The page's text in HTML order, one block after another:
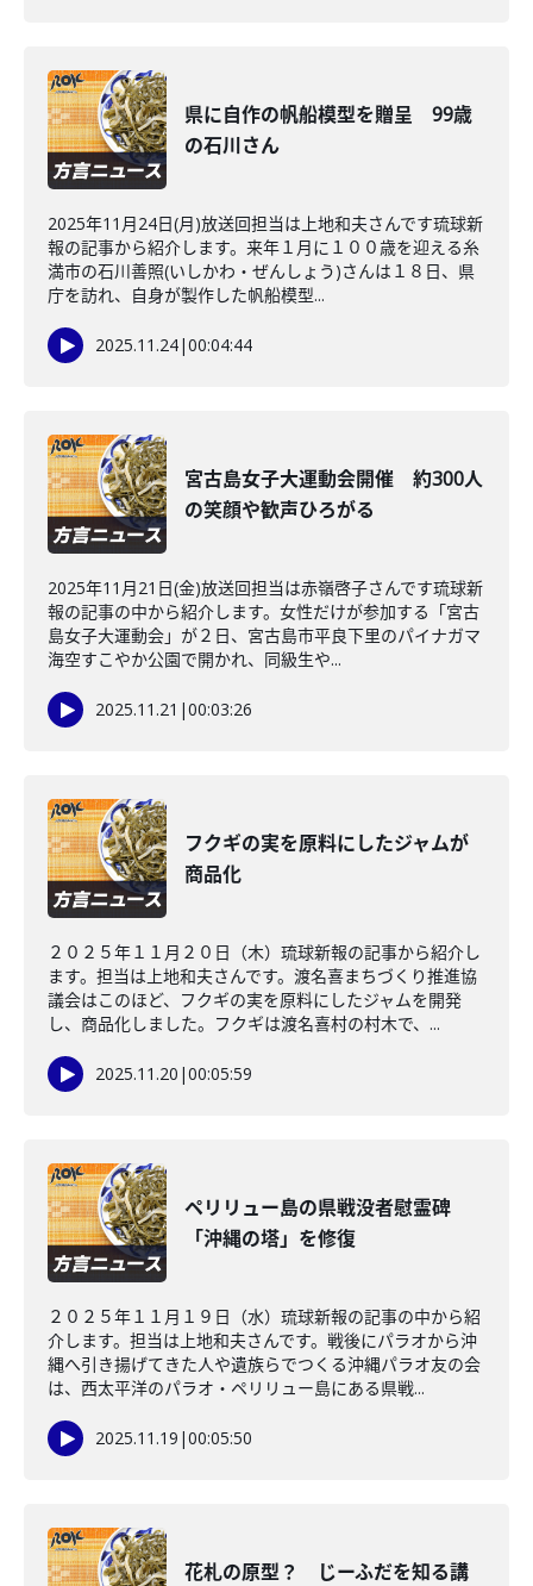
県に自作の帆船模型を贈呈 99歳
の石川さん
2025年11月24日(月)放送回担当は上地和夫さんです琉球新
報の記事から紹介します。来年１月に１００歳を迎える糸
満市の石川善照(いしかわ・ぜんしょう)さんは１８日、県
庁を訪れ、自身が製作した帆船模型...
2025.11.24|00:04:44
宮古島女子大運動会開催 約300人
の笑顔や歓声ひろがる
2025年11月21日(金)放送回担当は赤嶺啓子さんです琉球新
報の記事の中から紹介します。女性だけが参加する「宮古
島女子大運動会」が２日、宮古島市平良下里のパイナガマ
海空すこやか公園で開かれ、同級生や...
2025.11.21 |00:03:26
フクギの実を原料にしたジャムが
商品化
２０２５年１１月２０日（木）琉球新報の記事から紹介し
ます。担当は上地和夫さんです。渡名喜まちづくり推進協
議会はこのほど、フクギの実を原料にしたジャムを開発
し、商品化しました。フクギは渡名喜村の村木で、...
2025.11.20 |00:05:59
ペリリュー島の県戦没者慰霊碑
「沖縄の塔」を修復
２０２５年１１月１９日（水）琉球新報の記事の中から紹
介します。担当は上地和夫さんです。戦後にパラオから沖
縄へ引き揚げてきた人や遺族らでつくる沖縄パラオ友の会
は、西太平洋のパラオ・ペリリュー島にある県戦...
2025.11.19 |00:05:50
花札の原型？ じーふだを知る講